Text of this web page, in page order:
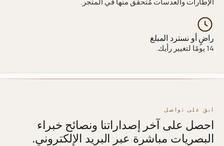
راضٍ أو نسترد المبلغ
14 يومًا لتغيير رأيك.
ابقَ على تواصل
احصل على آخر إصداراتنا ونصائح خبراء
البصريات مباشرة عبر البريد الإلكتروني.